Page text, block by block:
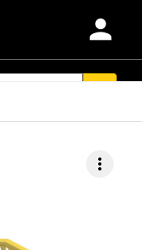
person
more_vert